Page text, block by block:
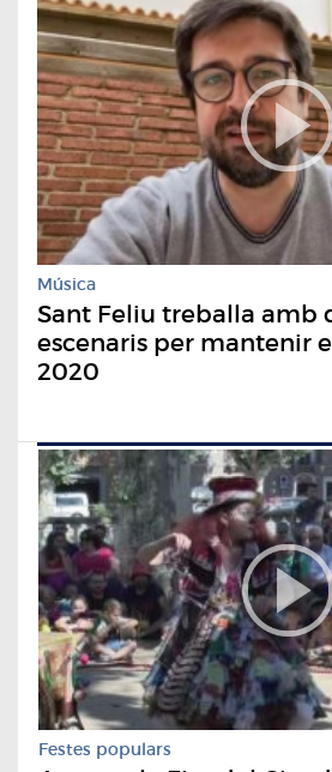
Música
Sant Feliu treballa amb
escenaris per mantenir
2020
Festes populars